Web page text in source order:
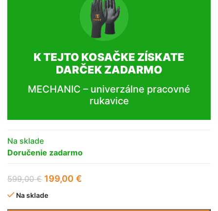
K TEJTO KOSAČKE ZÍSKATE
DARČEK ZADARMO
MECHANIC – univerzálne pracovné
rukavice
Na sklade
Doručenie zadarmo
599,00€ 199,00 €
Na sklade